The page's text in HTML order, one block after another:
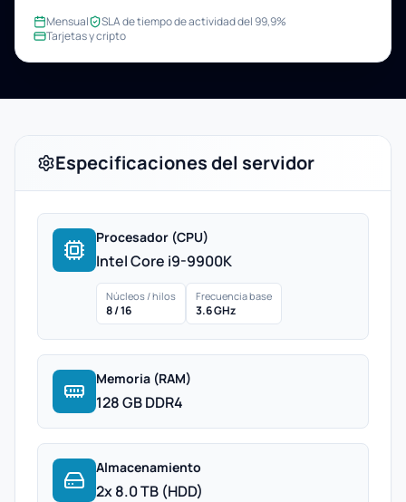
Mensual
SLA de tiempo de actividad del 99,9%
Tarjetas y cripto
Especificaciones del servidor
Procesador (CPU)
Intel Core i9-9900K
Núcleos / hilos
8 / 16
Frecuencia base
3.6 GHz
Memoria (RAM)
128 GB DDR4
Almacenamiento
2x 8.0 TB (HDD)